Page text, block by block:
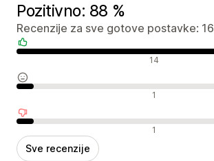
Pozitivno: 88 %
Recenzije za sve gotove postavke: 16
Pozitivne recenzije 14
Neutralne recenzije 1
Negativne recenzije 1
Sve recenzije